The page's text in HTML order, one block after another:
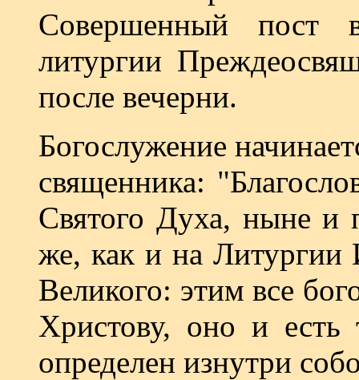
Совершенный пост
литургии
после вечерни.
Богослужение
священника:
Святого Духа, ныне и
же, как и на Литургии
Великого: этим все
Христову, оно и есть
определен изнутри